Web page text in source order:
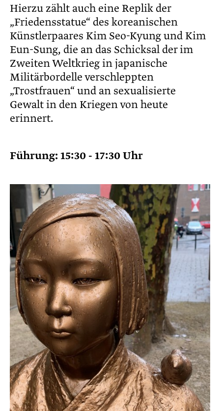
Hierzu zählt auch eine Replik der
„Friedensstatue“ des koreanischen
Künstlerpaares Kim Seo-Kyung und Kim
Eun-Sung, die an das Schicksal der im
Zweiten Weltkrieg in japanische
Militärbordelle verschleppten
„Trostfrauen“ und an sexualisierte
Gewalt in den Kriegen von heute
erinnert.
Führung: 15:30 - 17:30 Uhr